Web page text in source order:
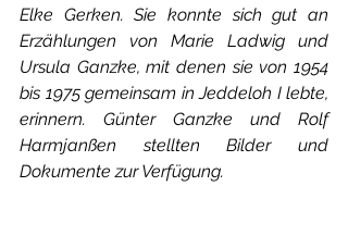
Elke Gerken. Sie konnte sich gut an
Erzählungen von Marie Ladwig und
Ursula Ganzke, mit denen sie von 1954
bis 1975 gemeinsam in Jeddeloh I lebte,
erinnern. Günter Ganzke und Rolf
Harmjanßen stellten Bilder und
Dokumente zur Verfügung.